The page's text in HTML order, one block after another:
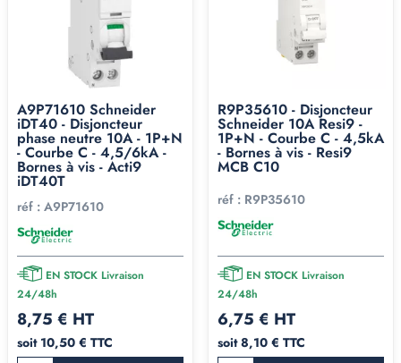
A9P71610 Schneider
iDT40 - Disjoncteur
phase neutre 10A - 1P+N
- Courbe C - 4,5/6kA -
Bornes à vis - Acti9
iDT40T
réf : A9P71610
EN STOCK Livraison
24/48h
8,75 € HT
soit 10,50 € TTC
R9P35610 - Disjoncteur
Schneider 10A Resi9 -
1P+N - Courbe C - 4,5kA
- Bornes à vis - Resi9
MCB C10
réf : R9P35610
EN STOCK Livraison
24/48h
6,75 € HT
soit 8,10 € TTC